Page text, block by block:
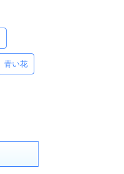
青い花